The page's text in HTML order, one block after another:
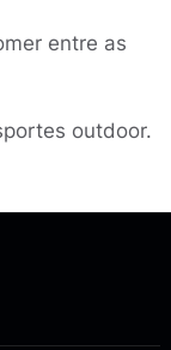
entre as
outdoor.